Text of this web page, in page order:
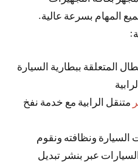
المهام بسرعة عالية.
المتعلقة ببطارية السيارة
متنقل الرابية مع خدمة نفخ
ونظافته ونقوم
عبر بنشر تبديل